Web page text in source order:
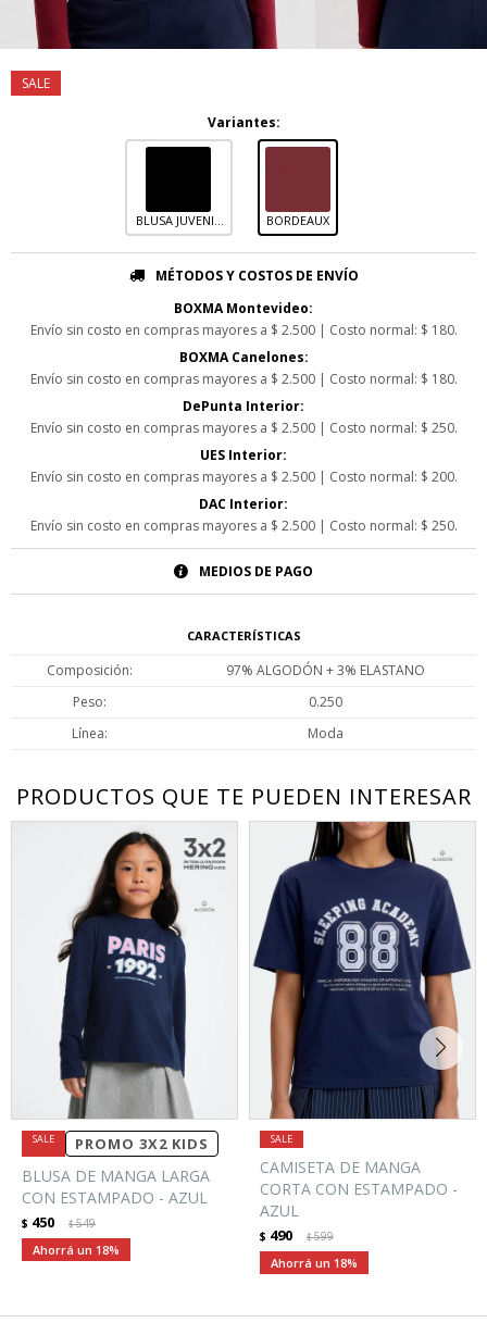
Variantes:
BLUSA JUVENIL
DE MANGA
LARGA CON
HOMBROS
DESCUBIERTOS
BORDEAUX
MÉTODOS Y COSTOS DE ENVÍO
BOXMA Montevideo:
Envío sin costo en compras mayores a $ 2.500 | Costo normal: $ 180.
BOXMA Canelones:
Envío sin costo en compras mayores a $ 2.500 | Costo normal: $ 180.
DePunta Interior:
Envío sin costo en compras mayores a $ 2.500 | Costo normal: $ 250.
UES Interior:
Envío sin costo en compras mayores a $ 2.500 | Costo normal: $ 200.
DAC Interior:
Envío sin costo en compras mayores a $ 2.500 | Costo normal: $ 250.
MEDIOS DE PAGO
CARACTERÍSTICAS
Composición
97% ALGODÓN + 3% ELASTANO
Peso
0.250
Línea
Moda
PRODUCTOS QUE TE PUEDEN INTERESAR
PROMO 3X2 KIDS
BLUSA DE MANGA LARGA
CON ESTAMPADO - AZUL
$ 450 $549
18
CAMISETA DE MANGA
CORTA CON ESTAMPADO -
AZUL
$ 490 $599
18